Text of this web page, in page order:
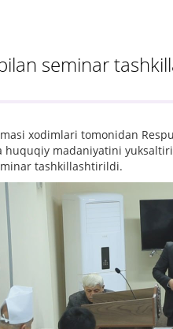
seminar
xodimlari tomonidan
madaniyatini
tashkillashtirildi.